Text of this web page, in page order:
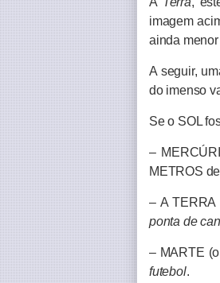
imagem
ainda
A seguir,
do imenso
Se o SOL
–
METROS
– A
ponta de
– MARTE
futebol.